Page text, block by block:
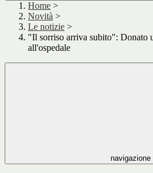
Home >
Novità >
Le notizie >
"Il sorriso arriva subito": Donato
all'ospedale
navigazione